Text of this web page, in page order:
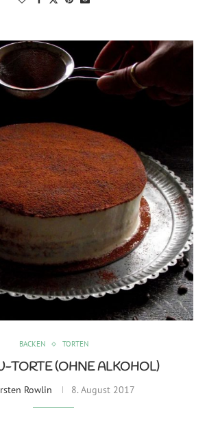
BACKEN TORTEN
TORTE (OHNE ALKOHOL)
Rowlin 8. August 2017